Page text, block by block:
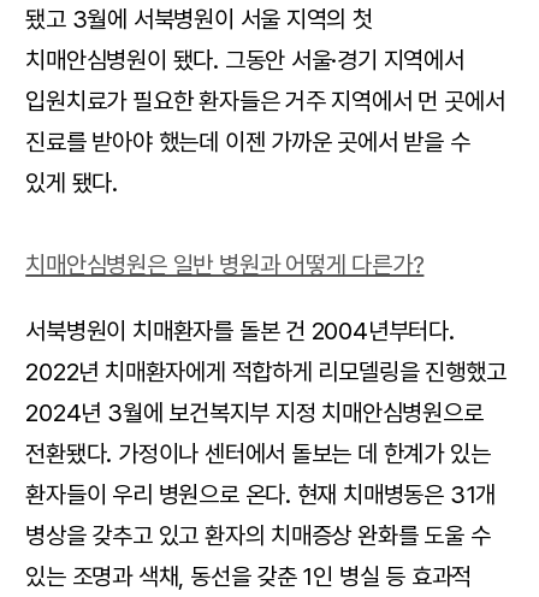
됐고 3월에 서북병원이 서울 지역의 첫
치매안심병원이 됐다. 그동안 서울·경기 지역에서
입원치료가 필요한 환자들은 거주 지역에서 먼 곳에서
진료를 받아야 했는데 이젠 가까운 곳에서 받을 수
있게 됐다.
치매안심병원은 일반 병원과 어떻게 다른가?
서북병원이 치매환자를 돌본 건 2004년부터다.
2022년 치매환자에게 적합하게 리모델링을 진행했고
2024년 3월에 보건복지부 지정 치매안심병원으로
전환됐다. 가정이나 센터에서 돌보는 데 한계가 있는
환자들이 우리 병원으로 온다. 현재 치매병동은 31개
병상을 갖추고 있고 환자의 치매증상 완화를 도울 수
있는 조명과 색채, 동선을 갖춘 1인 병실 등 효과적